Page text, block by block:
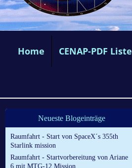
Home CENAP-PDF Liste
Neueste Blogeinträge
Raumfahrt - Start von SpaceX´s 355th
Starlink mission
Raumfahrt - Startvorbereitung von Ariane
6 mit MTG-12 Mission